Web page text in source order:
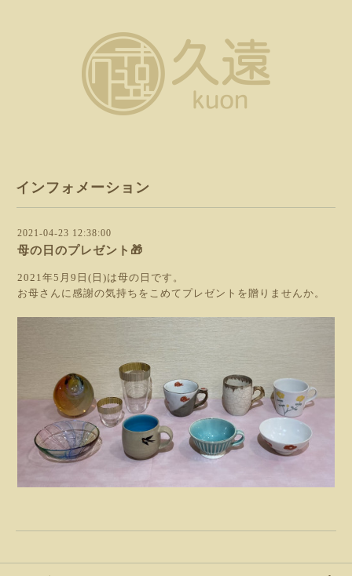
インフォメーション
2021-04-23 12:38:00
母の日のプレゼント🎁
2021年5月9日(日)は母の日です。
お母さんに感謝の気持ちをこめてプレゼントを贈りませんか。